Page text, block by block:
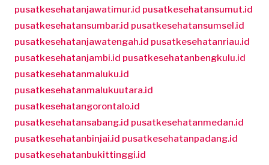
pusatkesehatanjawatimur.id pusatkesehatansumut.id
pusatkesehatansumbar.id pusatkesehatansumsel.id
pusatkesehatanjawatengah.id pusatkesehatanriau.id
pusatkesehatanjambi.id pusatkesehatanbengkulu.id
pusatkesehatanmaluku.id
pusatkesehatanmalukuutara.id
pusatkesehatangorontalo.id
pusatkesehatansabang.id pusatkesehatanmedan.id
pusatkesehatanbinjai.id pusatkesehatanpadang.id
pusatkesehatanbukittinggi.id